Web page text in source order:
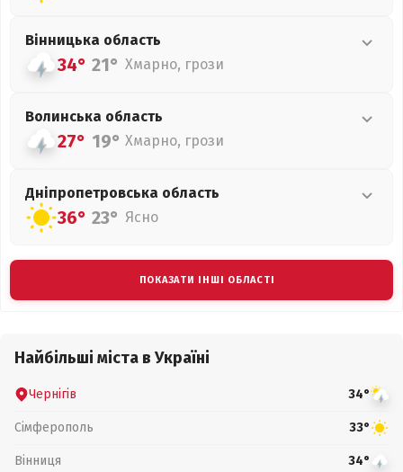
Вінницька область
34° 21° Хмарно, грози
Волинська область
27° 19° Хмарно, грози
Дніпропетровська область
36° 23° Ясно
ПОКАЗАТИ ІНШІ ОБЛАСТІ
Найбільші міста в Україні
Чернігів 34°
Сімферополь 33°
Вінниця 34°